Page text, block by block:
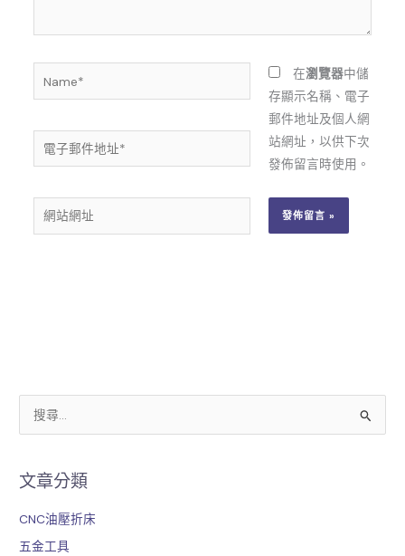
電
子
件
地
站
在瀏覽器中儲
存顯示名稱、電子
郵件地址及個人網
站網址，以供下次
發佈留言時使用。
尋
鍵
:
文章分類
CNC油壓折床
五金工具